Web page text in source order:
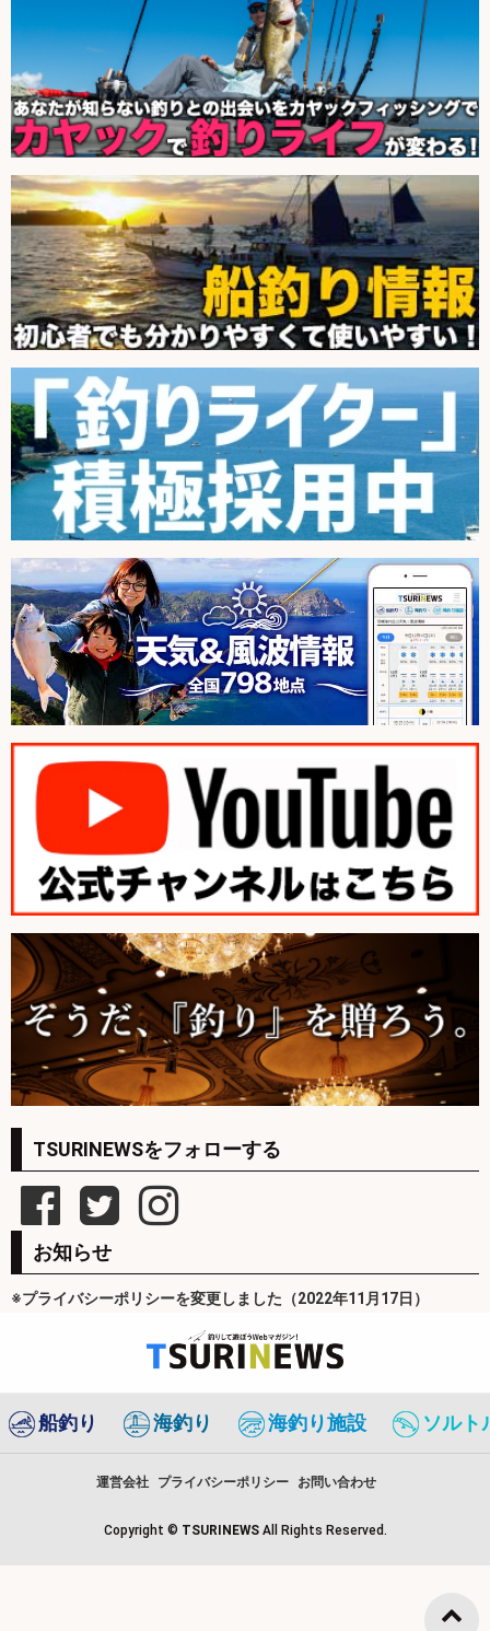
TSURINEWSをフォローする
お知らせ
※プライバシーポリシーを変更しました（2022年11月17日）
船釣り 海釣り 海釣り施設 ソルト
運営会社 プライバシーポリシー お問い合わせ
Copyright © TSURINEWS All Rights Reserved.